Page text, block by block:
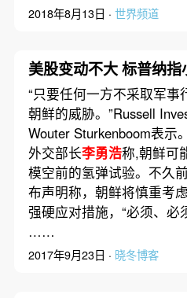
2018年8月13日 · 世界频道
美股变动不大 标普纳指
“只要任何一方不采取军
朝鲜的威胁。”Russell
Wouter Sturkenboom表示
外交部长李勇浩称,朝鲜可
模空前的氢弹试验。不久
布声明称，朝鲜将慎重考
强硬应对措施，“必须、必
……
2017年9月23日 · 晓冬博客